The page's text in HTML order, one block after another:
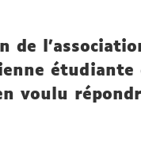
de
étudiante
voulu